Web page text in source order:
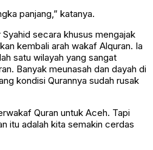
panjang,” katanya.
secara khusus mengajak
kembali arah wakaf Alquran. Ia
satu wilayah yang sangat
Banyak meunasah dan dayah di
kondisi Qurannya sudah rusak
Quran untuk Aceh. Tapi
itu adalah kita semakin cerdas